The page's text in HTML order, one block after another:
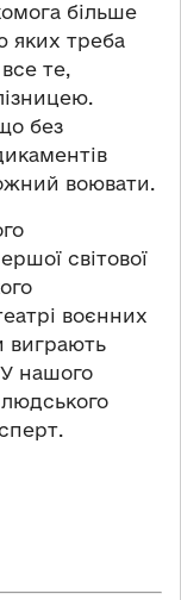
більше
яких треба
те,
без
воювати.
світової
воєнних
виграють
У нашого